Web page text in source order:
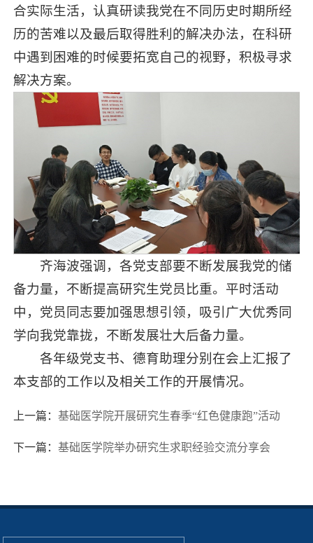
合实际生活，认真研读我党在不同历史时期所经
历的苦难以及最后取得胜利的解决办法，在科研
中遇到困难的时候要拓宽自己的视野，积极寻求
解决方案。
齐海波强调，各党支部要不断发展我党的储
备力量，不断提高研究生党员比重。平时活动
中，党员同志要加强思想引领，吸引广大优秀同
学向我党靠拢，不断发展壮大后备力量。
各年级党支书、德育助理分别在会上汇报了
本支部的工作以及相关工作的开展情况。
上一篇：基础医学院开展研究生春季“红色健康跑”活动
下一篇：基础医学院举办研究生求职经验交流分享会